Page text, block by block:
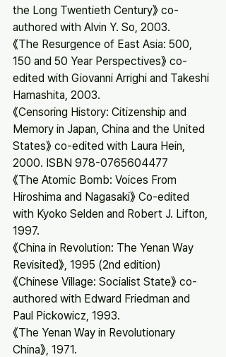
the Long Twentieth Century》 co-
authored with Alvin Y. So, 2003.
《The Resurgence of East Asia: 500,
150 and 50 Year Perspectives》 co-
edited with Giovanni Arrighi and Takeshi
Hamashita, 2003.
《Censoring History: Citizenship and
Memory in Japan, China and the United
States》 co-edited with Laura Hein,
2000. ISBN 978-0765604477
《The Atomic Bomb: Voices From
Hiroshima and Nagasaki》 Co-edited
with Kyoko Selden and Robert J. Lifton,
1997.
《China in Revolution: The Yenan Way
Revisited》, 1995 (2nd edition)
《Chinese Village: Socialist State》 co-
authored with Edward Friedman and
Paul Pickowicz, 1993.
《The Yenan Way in Revolutionary
China》, 1971.